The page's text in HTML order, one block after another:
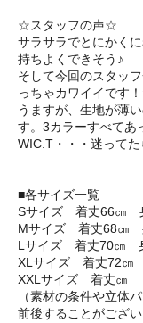
☆スタッフの声☆
サラサラでとにかく
持ちよくできそう♪
そして今回のスタッ
っちゃカワイイです
うますが、生地が薄
す。3カラーすべてあ
WIC.T・・・迷って
■各サイズ一覧
Sサイズ 着丈66㎝
Mサイズ 着丈68㎝
Lサイズ 着丈70㎝
XLサイズ 着丈72
XXLサイズ 着丈
（素材の条件や立体
前後することがござい